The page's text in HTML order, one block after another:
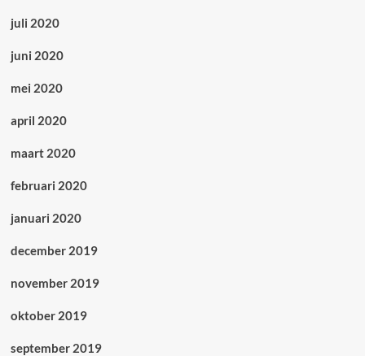
juli 2020
juni 2020
mei 2020
april 2020
maart 2020
februari 2020
januari 2020
december 2019
november 2019
oktober 2019
september 2019